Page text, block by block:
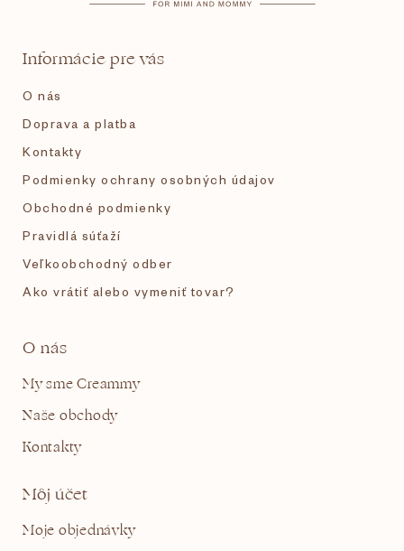
Informácie pre vás
O nás
Doprava a platba
Kontakty
Podmienky ochrany osobných údajov
Obchodné podmienky
Pravidlá súťaží
Veľkoobchodný odber
Ako vrátiť alebo vymeniť tovar?
O nás
My sme Creammy
Naše obchody
Kontakty
Môj účet
Moje objednávky